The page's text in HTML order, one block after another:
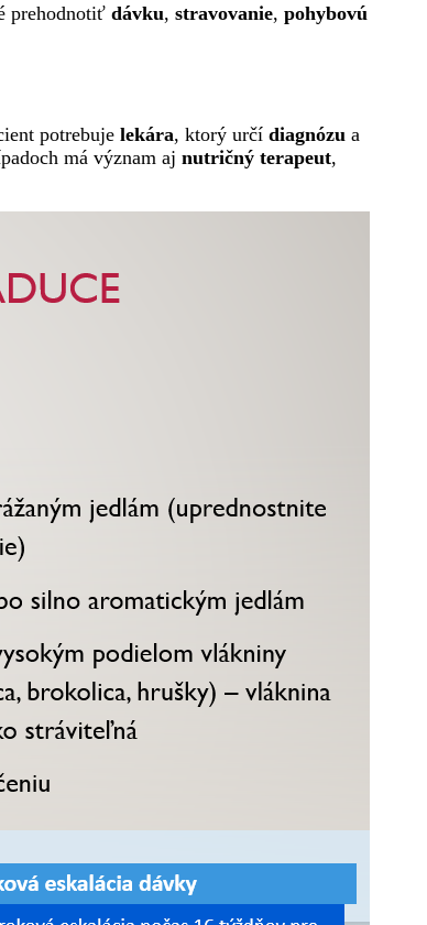
prehodnotiť dávku, stravovanie, pohybovú
potrebuje lekára, ktorý určí diagnózu a
má význam aj nutričný terapeut,